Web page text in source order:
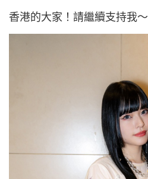
香港的大家！請繼續支持我〜